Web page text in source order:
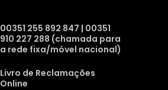
00351 255 892 847 | 00351
910 227 288 (chamada para
a rede fixa/móvel nacional)
Livro de Reclamações
Online